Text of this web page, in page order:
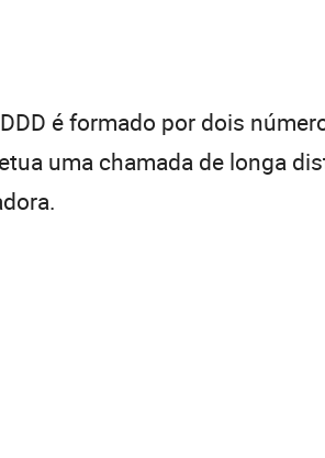
é formado por dois
uma chamada de longa